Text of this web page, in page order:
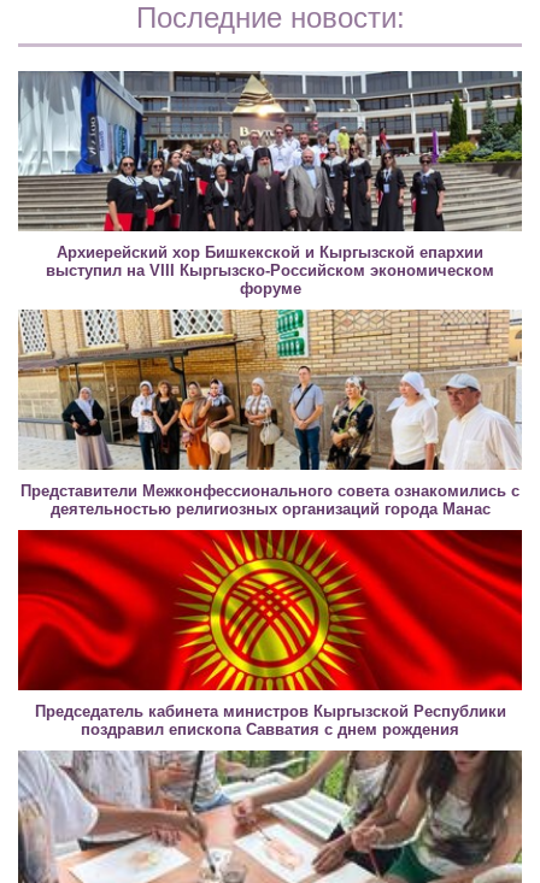
Последние новости:
Архиерейский хор Бишкекской и Кыргызской епархии
выступил на VIII Кыргызско-Российском экономическом
форуме
Представители Межконфессионального совета ознакомились с
деятельностью религиозных организаций города Манас
Председатель кабинета министров Кыргызской Республики
поздравил епископа Савватия с днем рождения